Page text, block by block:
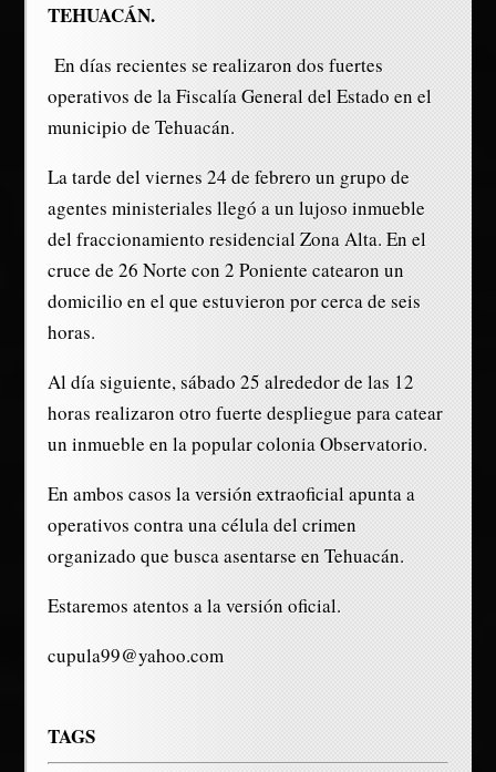
TEHUACÁN.
En días recientes se realizaron dos fuertes
operativos de la Fiscalía General del Estado en el
municipio de Tehuacán.
La tarde del viernes 24 de febrero un grupo de
agentes ministeriales llegó a un lujoso inmueble
del fraccionamiento residencial Zona Alta. En el
cruce de 26 Norte con 2 Poniente catearon un
domicilio en el que estuvieron por cerca de seis
horas.
Al día siguiente, sábado 25 alrededor de las 12
horas realizaron otro fuerte despliegue para catear
un inmueble en la popular colonia Observatorio.
En ambos casos la versión extraoficial apunta a
operativos contra una célula del crimen
organizado que busca asentarse en Tehuacán.
Estaremos atentos a la versión oficial.
cupula99@yahoo.com
TAGS